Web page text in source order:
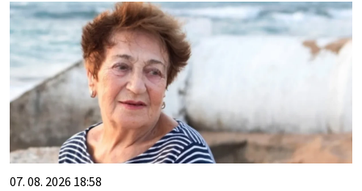
07. 08. 2026 18:58